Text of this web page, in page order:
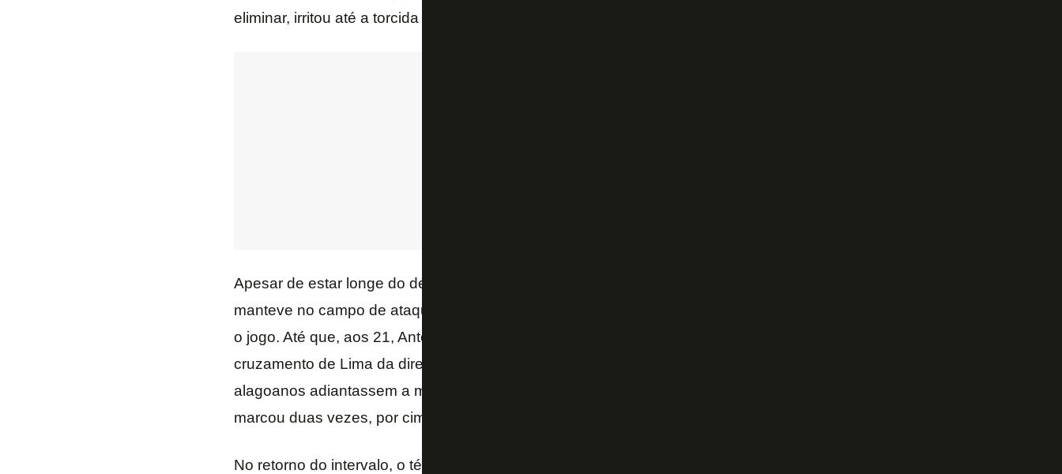
eliminar, irritou até a torcida alvinegra.
Apesar de estar longe do desempenho do Carioca, o time de Oswaldo de Oliveira se
manteve no campo de ataque e desperdiçou pelo menos duas boas chances, variando
o jogo. Até que, aos 21, Antônio Carlos abriu o placar ao escorar a bola após o
cruzamento de Lima da direita passar por meia dúzia. O gol, porém, fez com que os
alagoanos adiantassem a marcação e criassem perigo. Ex-Botafogo, Schwenck quase
marcou duas vezes, por cima e por baixo.
No retorno do intervalo, o técnico Ademir Fonseca trocou o atacante Carlão pelo meia